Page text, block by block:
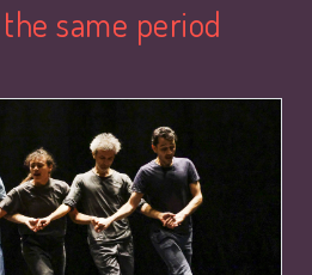
same period